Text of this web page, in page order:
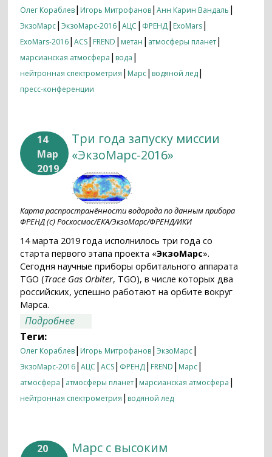
опубликованы в Nature
Олег Кораблев| Игорь Митрофанов|Анн Карин Вандаль |
ЭкзоМарс|ЭкзоМарс-2016|АЦС | ФРЕНД| ExoMars|
ExoMars-2016|ACS| FREND | метан | атмосферы планет|
марсианская атмосфера | вода |
нейтронная спектрометрия | Марс| водяной лед|
пресс-конференции
14
Мар
2019
Три года запуску миссии
«ЭкзоМарс-2016»
Карта распространённости водорода по данным прибора
ФРЕНД (с) Роскосмос/ЕКА/ЭкзоМарс/ФРЕНД/ИКИ
14 марта 2019 года исполнилось три года со
старта первого этапа проекта «ЭкзоМарс».
Сегодня научные приборы орбитального аппарата
TGO (Trace Gas Orbiter, TGO), в числе которых два
российских, успешно работают на орбите вокруг
Марса.
Подробнее
Теги:
Олег Кораблев| Игорь Митрофанов|ЭкзоМарс|
ЭкзоМарс-2016|АЦС |ACS| ФРЕНД| FREND | Марс|
атмосфера | атмосферы планет| марсианская атмосфера |
нейтронная спектрометрия | водяной лед
20
Марс с высоким